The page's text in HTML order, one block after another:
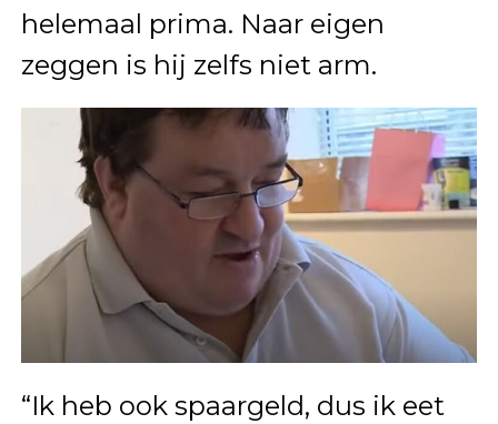
helemaal prima. Naar eigen
zeggen is hij zelfs niet arm.
“Ik heb ook spaargeld, dus ik eet